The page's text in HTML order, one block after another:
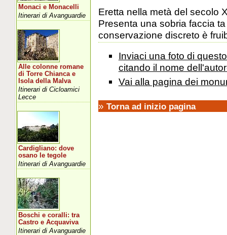
Eretta nella metà del secolo
Presenta una sobria faccia
conservazione discreto è
Inviaci una foto di
citando il nome
Vai alla pagina dei
» Torna ad inizio pagina
Monaci e Monacelli
Itinerari di Avanguardie
Alle colonne romane
di Torre Chianca e
Isola della Malva
Itinerari di Cicloamici
Lecce
Cardigliano: dove
osano le tegole
Itinerari di Avanguardie
Boschi e coralli: tra
Castro e Acquaviva
Itinerari di Avanguardie